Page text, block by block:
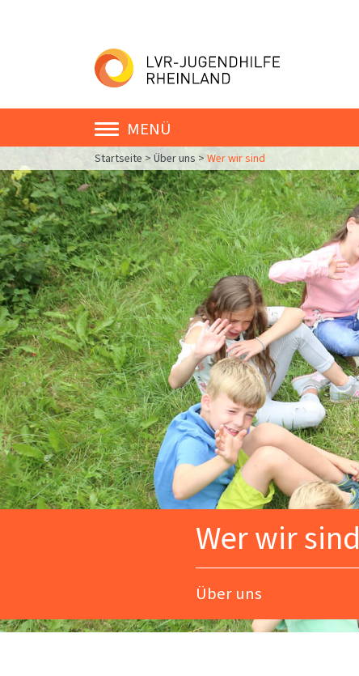
MENÜ
Startseite > Über uns > Wer wir sind
Wer wir sind
Über uns